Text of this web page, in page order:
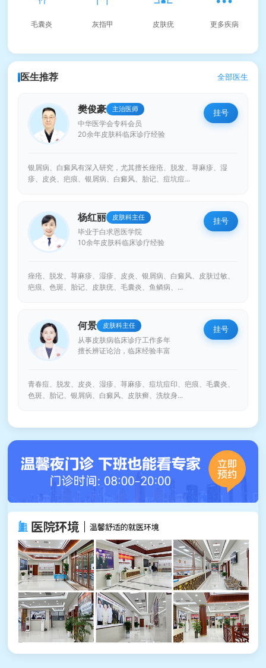
毛囊炎 灰指甲 皮肤疣 更多疾病
医生推荐 全部医生
樊俊豪 主治医师
中华医学会专科会员
20余年皮肤科临床诊疗经验
挂号
银屑病、白癜风有深入研究，尤其擅长痤疮、脱发、荨麻疹、湿
疹、皮炎、疤痕、银屑病、白癜风、胎记、痘坑痘...
杨红丽 皮肤科主任
毕业于白求恩医学院
10余年皮肤科临床诊疗经验
挂号
痤疮、脱发、荨麻疹、湿疹、皮炎、银屑病、白癜风、皮肤过敏、
疤痕、色斑、胎记、皮肤疣、毛囊炎、鱼鳞病、...
何景 皮肤科主任
从事皮肤病临床诊疗工作多年
擅长辨证论治，临床经验丰富
挂号
青春痘、脱发、皮炎、湿疹、荨麻疹、痘坑痘印、疤痕、毛囊炎、
色斑、胎记、银屑病、白癜风、皮肤癣、洗纹身...